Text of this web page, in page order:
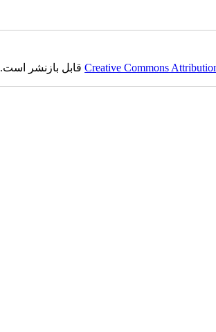
Creative Commonsقابل بازنشر است.